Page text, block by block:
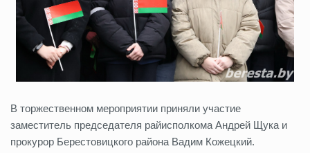
В торжественном мероприятии приняли участие
заместитель председателя райисполкома Андрей Щука и
прокурор Берестовицкого района Вадим Кожецкий.